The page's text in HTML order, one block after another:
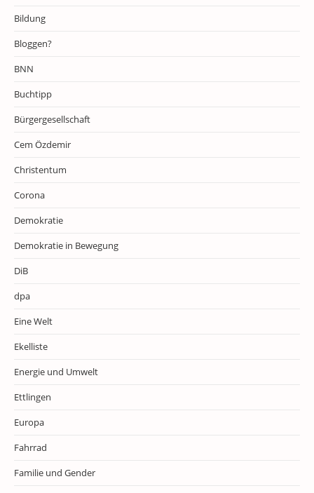
Bildung
Bloggen?
BNN
Buchtipp
Bürgergesellschaft
Cem Özdemir
Christentum
Corona
Demokratie
Demokratie in Bewegung
DiB
dpa
Eine Welt
Ekelliste
Energie und Umwelt
Ettlingen
Europa
Fahrrad
Familie und Gender